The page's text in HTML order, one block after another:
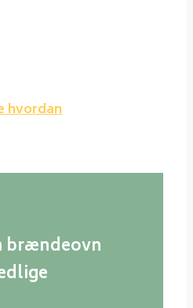
hvordan
brændeovn